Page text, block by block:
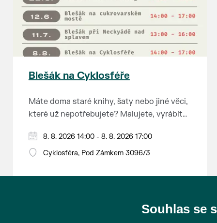
Těšíme se na Vás!
Blešák na Cyklosféře
Máte doma staré knihy, šaty nebo jiné věci,
které už nepotřebujete? Malujete, vyrábíte
Chcete se zbavit staré sbírky, která
zbytečně leží na půdě? Překáží vám ve
Anebo byste rádi našli poklady za pár
Prodejce prosíme tradičně o příchod 30
8. 8. 2026 14:00 - 8. 8. 2026 17:00
Cyklosféra, Pod Zámkem 3096/3
Souhlas se